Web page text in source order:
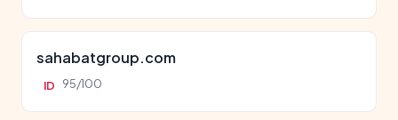
sahabatgroup.com
ID 95/100